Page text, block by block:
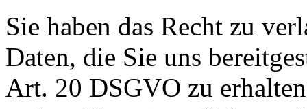
Sie haben das Recht zu
Daten, die Sie uns
Art. 20 DSGVO zu